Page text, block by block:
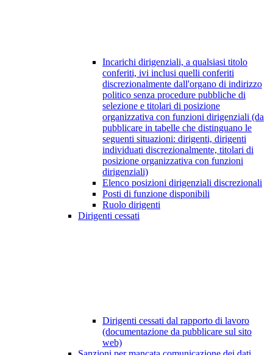
Incarichi dirigenziali, a qualsiasi titolo
conferiti, ivi inclusi quelli conferiti
discrezionalmente dall'organo di indirizzo
politico senza procedure pubbliche di
selezione e titolari di posizione
organizzativa con funzioni dirigenziali (da
pubblicare in tabelle che distinguano le
seguenti situazioni: dirigenti, dirigenti
individuati discrezionalmente, titolari di
posizione organizzativa con funzioni
dirigenziali)
Elenco posizioni dirigenziali discrezionali
Posti di funzione disponibili
Ruolo dirigenti
Dirigenti cessati
Dirigenti cessati dal rapporto di lavoro
(documentazione da pubblicare sul sito
web)